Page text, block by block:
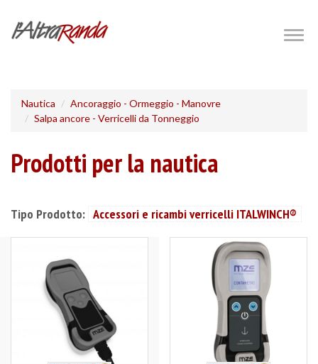
Nautica
Ancoraggio - Ormeggio - Manovre
Salpa ancore - Verricelli da Tonneggio
Prodotti per la nautica
Tipo Prodotto: Accessori e ricambi verricelli ITALWINCH®